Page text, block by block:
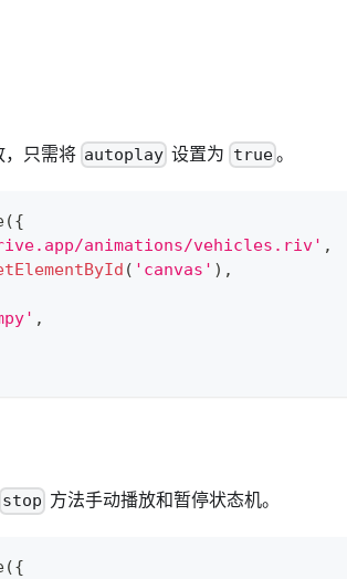
，只需将 autoplay 设置为 true。
({
animations/vehicles.riv' ,
( 'canvas' ) ,
,
stop 方法手动播放和暂停状态机。
({